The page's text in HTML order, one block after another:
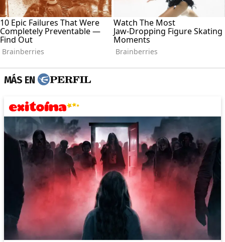
MÁS EN